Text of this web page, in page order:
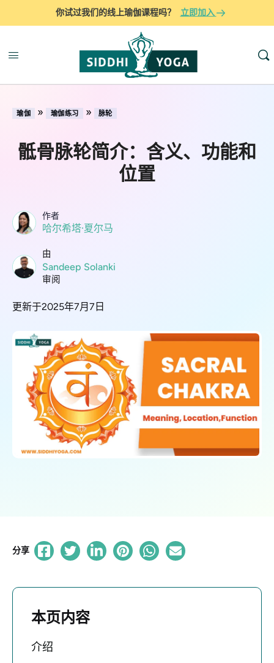
你试过我们的线上瑜伽课程吗？ 立即加入
瑜伽 » 瑜伽练习 » 脉轮
骶骨脉轮简介：含义、功能和
位置
作者
哈尔希塔·夏尔马
由
Sandeep Solanki
审阅
更新于2025年7月7日
分享
本页内容
介绍